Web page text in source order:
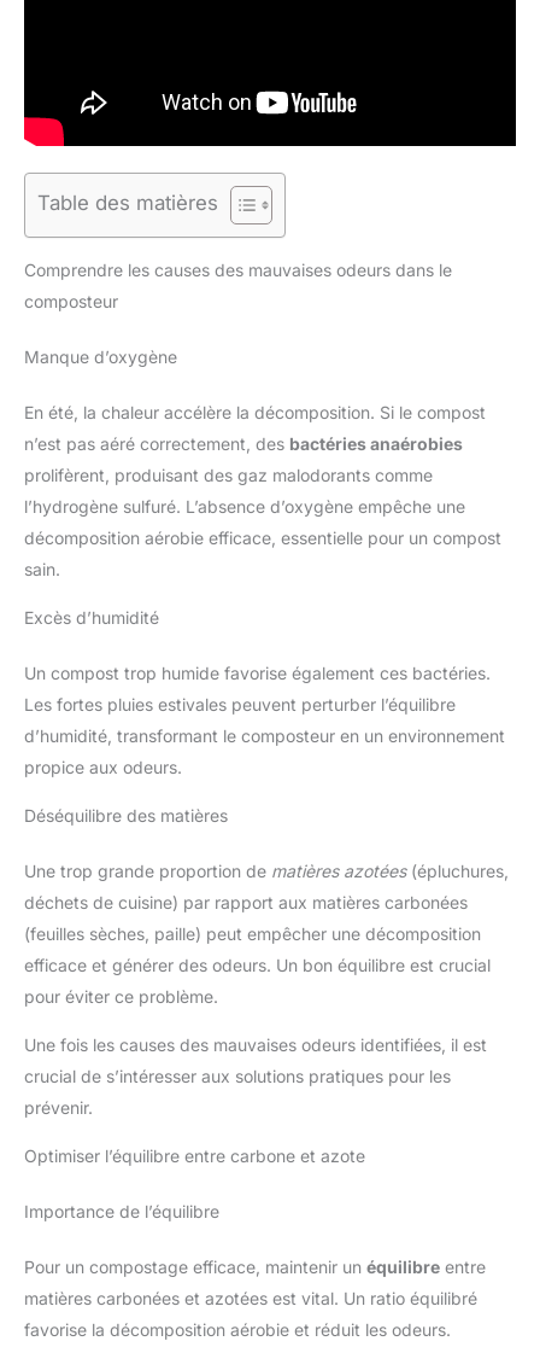
Table des matières
Comprendre les causes des mauvaises odeurs dans le
composteur
Manque d’oxygène
En été, la chaleur accélère la décomposition. Si le compost
n’est pas aéré correctement, des bactéries anaérobies
prolifèrent, produisant des gaz malodorants comme
l’hydrogène sulfuré. L’absence d’oxygène empêche une
décomposition aérobie efficace, essentielle pour un compost
sain.
Excès d’humidité
Un compost trop humide favorise également ces bactéries.
Les fortes pluies estivales peuvent perturber l’équilibre
d’humidité, transformant le composteur en un environnement
propice aux odeurs.
Déséquilibre des matières
Une trop grande proportion de matières azotées(épluchures,
déchets de cuisine) par rapport aux matières carbonées
(feuilles sèches, paille) peut empêcher une décomposition
efficace et générer des odeurs. Un bon équilibre est crucial
pour éviter ce problème.
Une fois les causes des mauvaises odeurs identifiées, il est
crucial de s’intéresser aux solutions pratiques pour les
prévenir.
Optimiser l’équilibre entre carbone et azote
Importance de l’équilibre
Pour un compostage efficace, maintenir un équilibre entre
matières carbonées et azotées est vital. Un ratio équilibré
favorise la décomposition aérobie et réduit les odeurs.